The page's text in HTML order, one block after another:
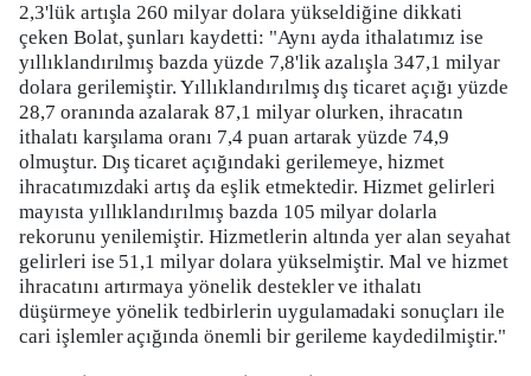
2,3'lük artışla 260 milyar dolara yükseldiğine dikkati
çeken Bolat, şunları kaydetti: "Aynı ayda ithalatımız ise
yıllıklandırılmış bazda yüzde 7,8'lik azalışla 347,1 milyar
dolara gerilemiştir. Yıllıklandırılmış dış ticaret açığı yüzde
28,7 oranında azalarak 87,1 milyar olurken, ihracatın
ithalatı karşılama oranı 7,4 puan artarak yüzde 74,9
olmuştur. Dış ticaret açığındaki gerilemeye, hizmet
ihracatımızdaki artış da eşlik etmektedir. Hizmet gelirleri
mayısta yıllıklandırılmış bazda 105 milyar dolarla
rekorunu yenilemiştir. Hizmetlerin altında yer alan seyahat
gelirleri ise 51,1 milyar dolara yükselmiştir. Mal ve hizmet
ihracatını artırmaya yönelik destekler ve ithalatı
düşürmeye yönelik tedbirlerin uygulamadaki sonuçları ile
cari işlemler açığında önemli bir gerileme kaydedilmiştir."